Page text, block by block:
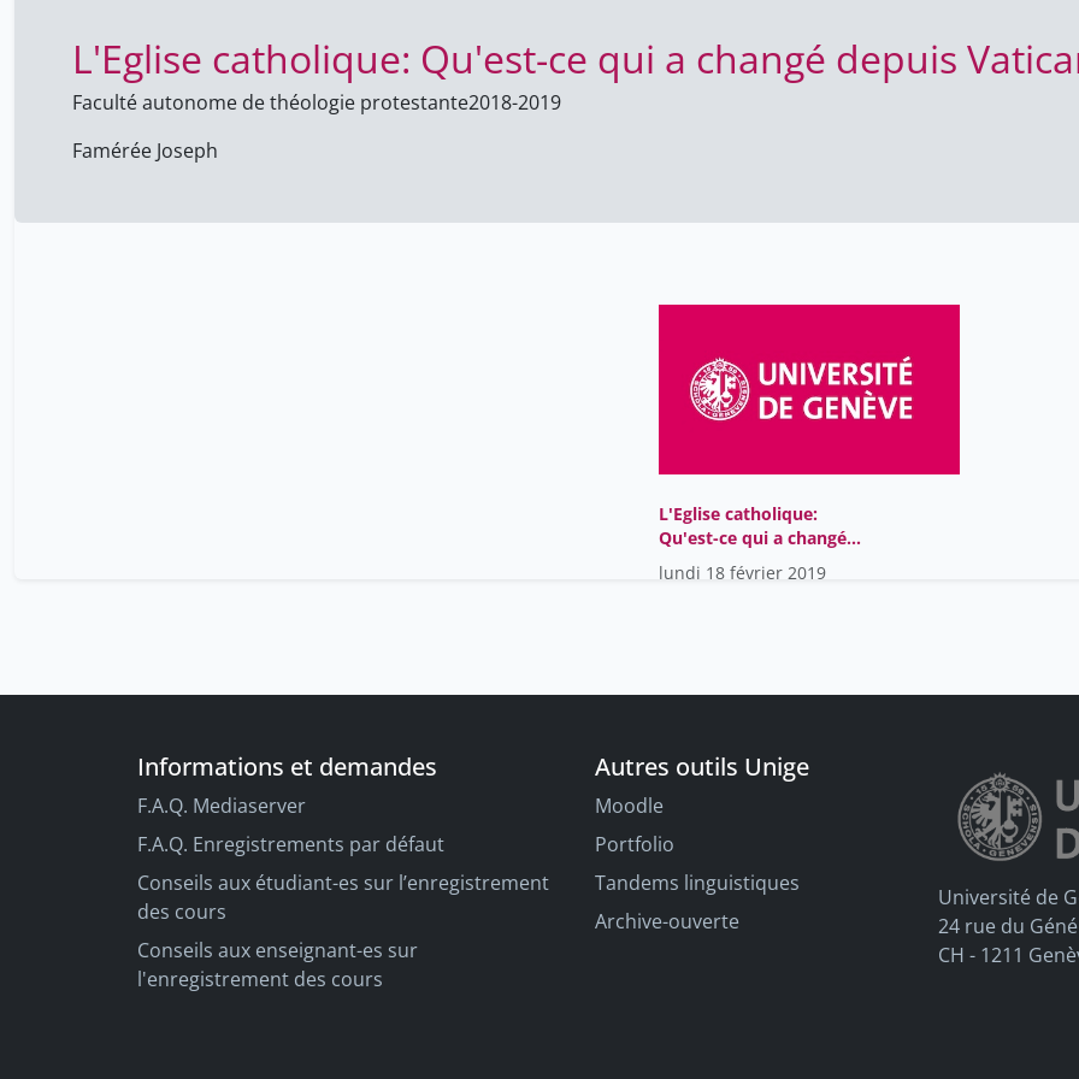
L'Eglise catholique: Qu'est-ce qui a changé depuis
Faculté autonome de théologie protestante2018-2019
Famérée Joseph
L'Eglise catholique:
Qu'est-ce qui a changé
depuis Vatican II?
lundi 18 février 2019
Informations et demandes
F.A.Q. Mediaserver
F.A.Q. Enregistrements par défaut
Conseils aux étudiant-es sur l’enregistrement
des cours
Conseils aux enseignant-es sur
l'enregistrement des cours
Autres outils Unige
Moodle
Portfolio
Tandems linguistiques
Archive-ouverte
Université de
24 rue du
CH - 1211